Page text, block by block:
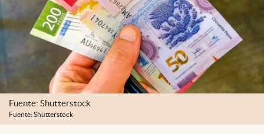
Fuente: Shutterstock
Fuente: Shutterstock